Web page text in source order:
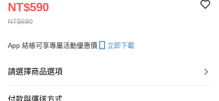
NT$690
NT$590
App 結帳可享專屬活動優惠價 立即下載
請選擇商品選項
付款與運送方式